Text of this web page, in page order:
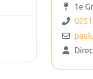
1e